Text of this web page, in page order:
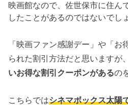
映画館なので、佐世保市に住ん
したことがあるのではないでし
「映画ファン感謝デー」や「お
られた割引方法だと思いますが
いお得な割引クーポンがあるの
こちらではシネマボックス太陽